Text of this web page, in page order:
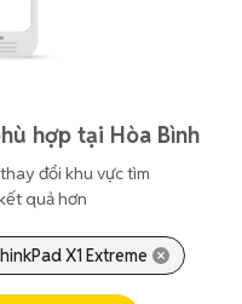
hợp tại Hòa Bình
đổi khu vực tìm
quả hơn
X1 Extreme